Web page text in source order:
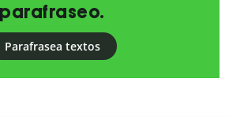
parafraseo.
Parafrasea textos